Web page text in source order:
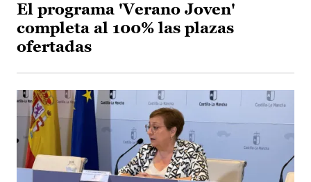
El programa 'Verano Joven'
completa al 100% las plazas
ofertadas